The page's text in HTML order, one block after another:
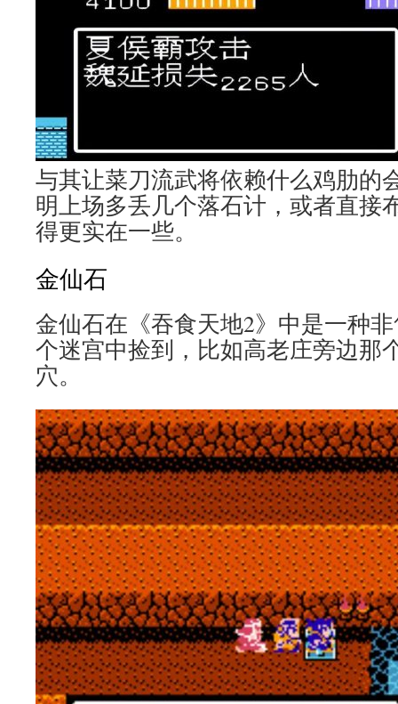
与其让菜刀流武将依赖什么鸡肋的
明上场多丢几个落石计，或者直接
得更实在一些。
金仙石
金仙石在《吞食天地2》中是一种
个迷宫中捡到，比如高老庄旁边那
穴。